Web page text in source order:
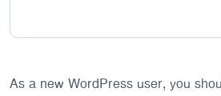
As a new WordPress user, you